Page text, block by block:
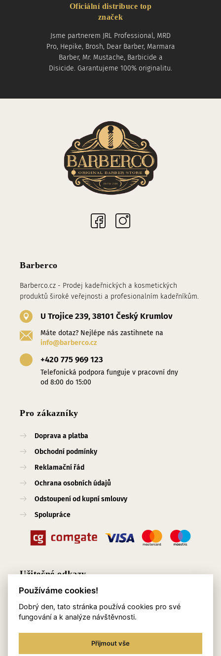
Oficiální distribuce top
značek
Jsme partnerem JRL Professional, MRD
Pro, Hepike, Brosh, Dear Barber, Marmara
Barber, Mr. Mustache, Barbicide a
Disicide. Garantujeme 100% originalitu.
Barberco
Barberco.cz - Prodej kadeřnických a kosmetických
produktů široké veřejnosti a profesionalním kadeřníkům.
U Trojice 239, 38101 Český Krumlov
Máte dotaz? Nejlépe nás zastihnete na
info@barberco.cz
+420 775 969 123
Telefonická podpora funguje v pracovní dny
od 8:00 do 15:00
Pro zákazníky
Doprava a platba
Obchodní podmínky
Reklamační řád
Ochrana osobních údajů
Odstoupení od kupní smlouvy
Spolupráce
Užitečné odkazy
Blog
Používáme cookies!
Dobrý den, tato stránka používá cookies pro své
fungování a k analýze návštěvnosti.
Přijmout vše